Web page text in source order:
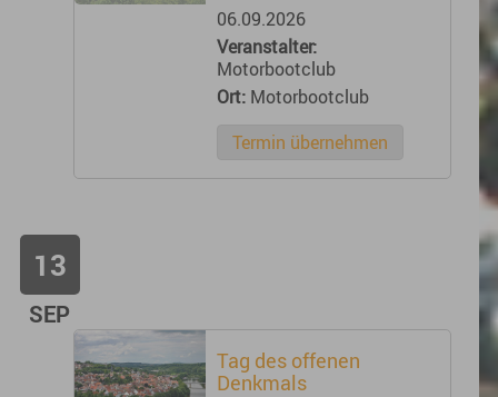
06.09.2026
Veranstalter:
Motorbootclub
Ort: Motorbootclub
Termin übernehmen
13
SEP
Tag des offenen
Denkmals